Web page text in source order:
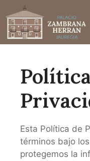
al
contenido
Esta Política de
términos bajo
protegemos la